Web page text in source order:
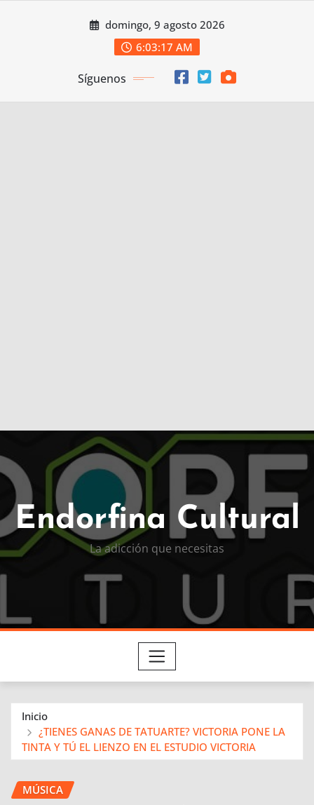
domingo, 9 agosto 2026
6:03:18 AM
Síguenos
Endorfina Cultural
La adicción que necesitas
Inicio
¿TIENES GANAS DE TATUARTE? VICTORIA PONE LA
TINTA Y TÚ EL LIENZO EN EL ESTUDIO VICTORIA
MÚSICA